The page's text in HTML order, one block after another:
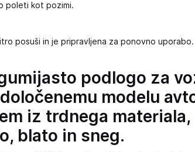
poleti kot pozimi.
posuši in je pripravljena za ponovno uporabo.
podlogo za
modelu
iz trdnega materiala,
blato in sneg.